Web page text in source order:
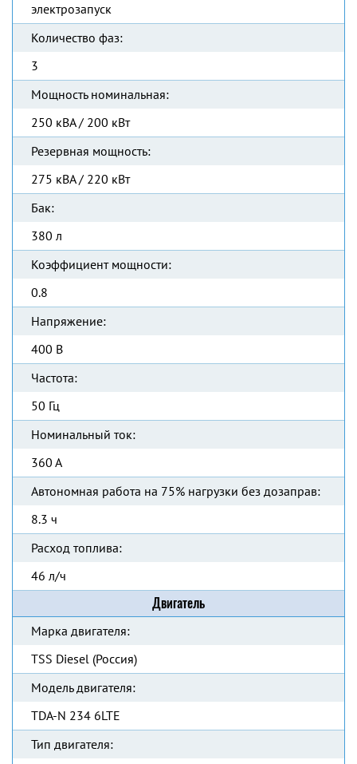
электрозапуск
Количество фаз:
3
Мощность номинальная:
250 кВА / 200 кВт
Резервная мощность:
275 кВА / 220 кВт
Бак:
380 л
Коэффициент мощности:
0.8
Напряжение:
400 В
Частота:
50 Гц
Номинальный ток:
360 А
Автономная работа на 75% нагрузки без дозаправ:
8.3 ч
Расход топлива:
46 л/ч
Двигатель
Марка двигателя:
TSS Diesel (Россия)
Модель двигателя:
TDA-N 234 6LTE
Тип двигателя: